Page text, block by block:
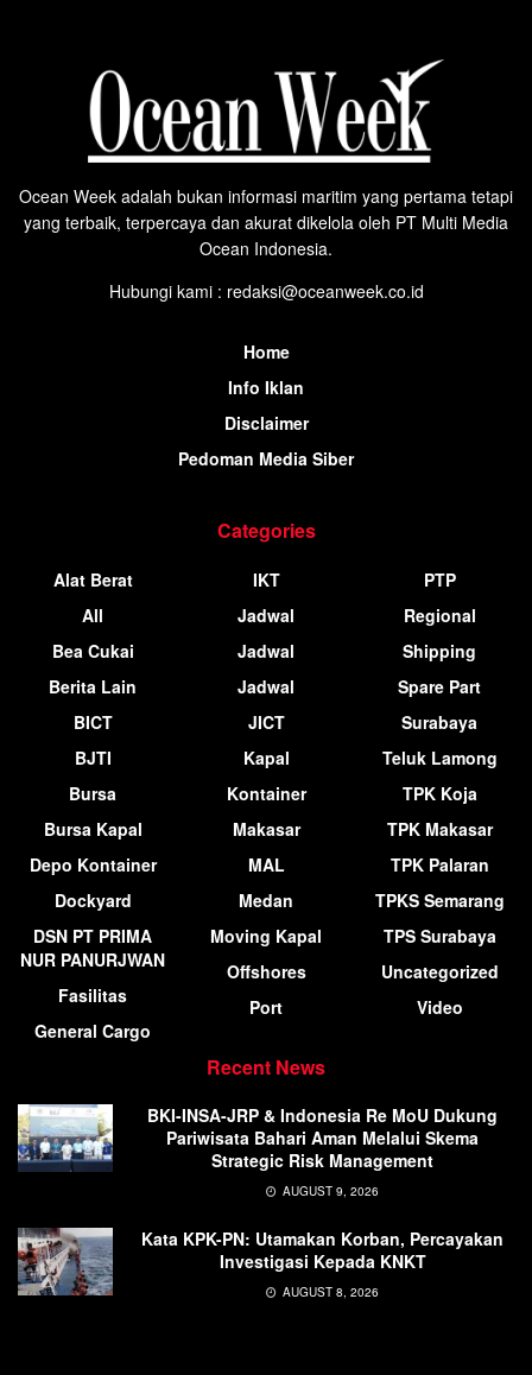
Ocean Week adalah bukan informasi maritim yang pertama tetapi
yang terbaik, terpercaya dan akurat dikelola oleh PT Multi Media
Ocean Indonesia.
Hubungi kami : redaksi@oceanweek.co.id
Home
Info Iklan
Disclaimer
Pedoman Media Siber
Categories
Alat Berat
All
Bea Cukai
Berita Lain
BICT
BJTI
Bursa
Bursa Kapal
Depo Kontainer
Dockyard
DSN PT PRIMA
NUR PANURJWAN
Fasilitas
General Cargo
IKT
Jadwal
Jadwal
Jadwal
JICT
Kapal
Kontainer
Makasar
MAL
Medan
Moving Kapal
Offshores
Port
PTP
Regional
Shipping
Spare Part
Surabaya
Teluk Lamong
TPK Koja
TPK Makasar
TPK Palaran
TPKS Semarang
TPS Surabaya
Uncategorized
Video
Recent News
BKI-INSA-JRP & Indonesia Re MoU Dukung
Pariwisata Bahari Aman Melalui Skema
Strategic Risk Management
AUGUST 9, 2026
Kata KPK-PN: Utamakan Korban, Percayakan
Investigasi Kepada KNKT
AUGUST 8, 2026